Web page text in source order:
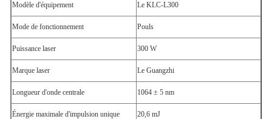
Modèle d'équipement Le KLC-L300
Mode de fonctionnement Pouls
Puissance laser 300 W
Marque laser Le Guangzhi
Longueur d'onde centrale 1064 ± 5 nm
Énergie maximale d'impulsion unique 20,6 mJ